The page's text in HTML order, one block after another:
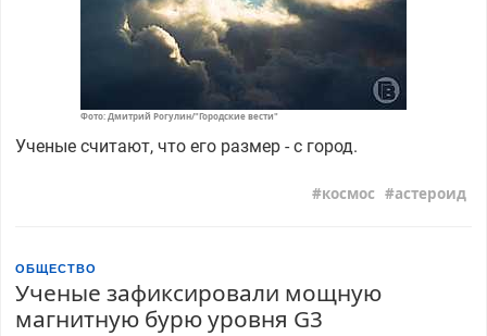
Фото: Дмитрий Рогулин/"Городские вести"
Ученые считают, что его размер - с город.
космос астероид
ОБЩЕСТВО
Ученые зафиксировали мощную
магнитную бурю уровня G3